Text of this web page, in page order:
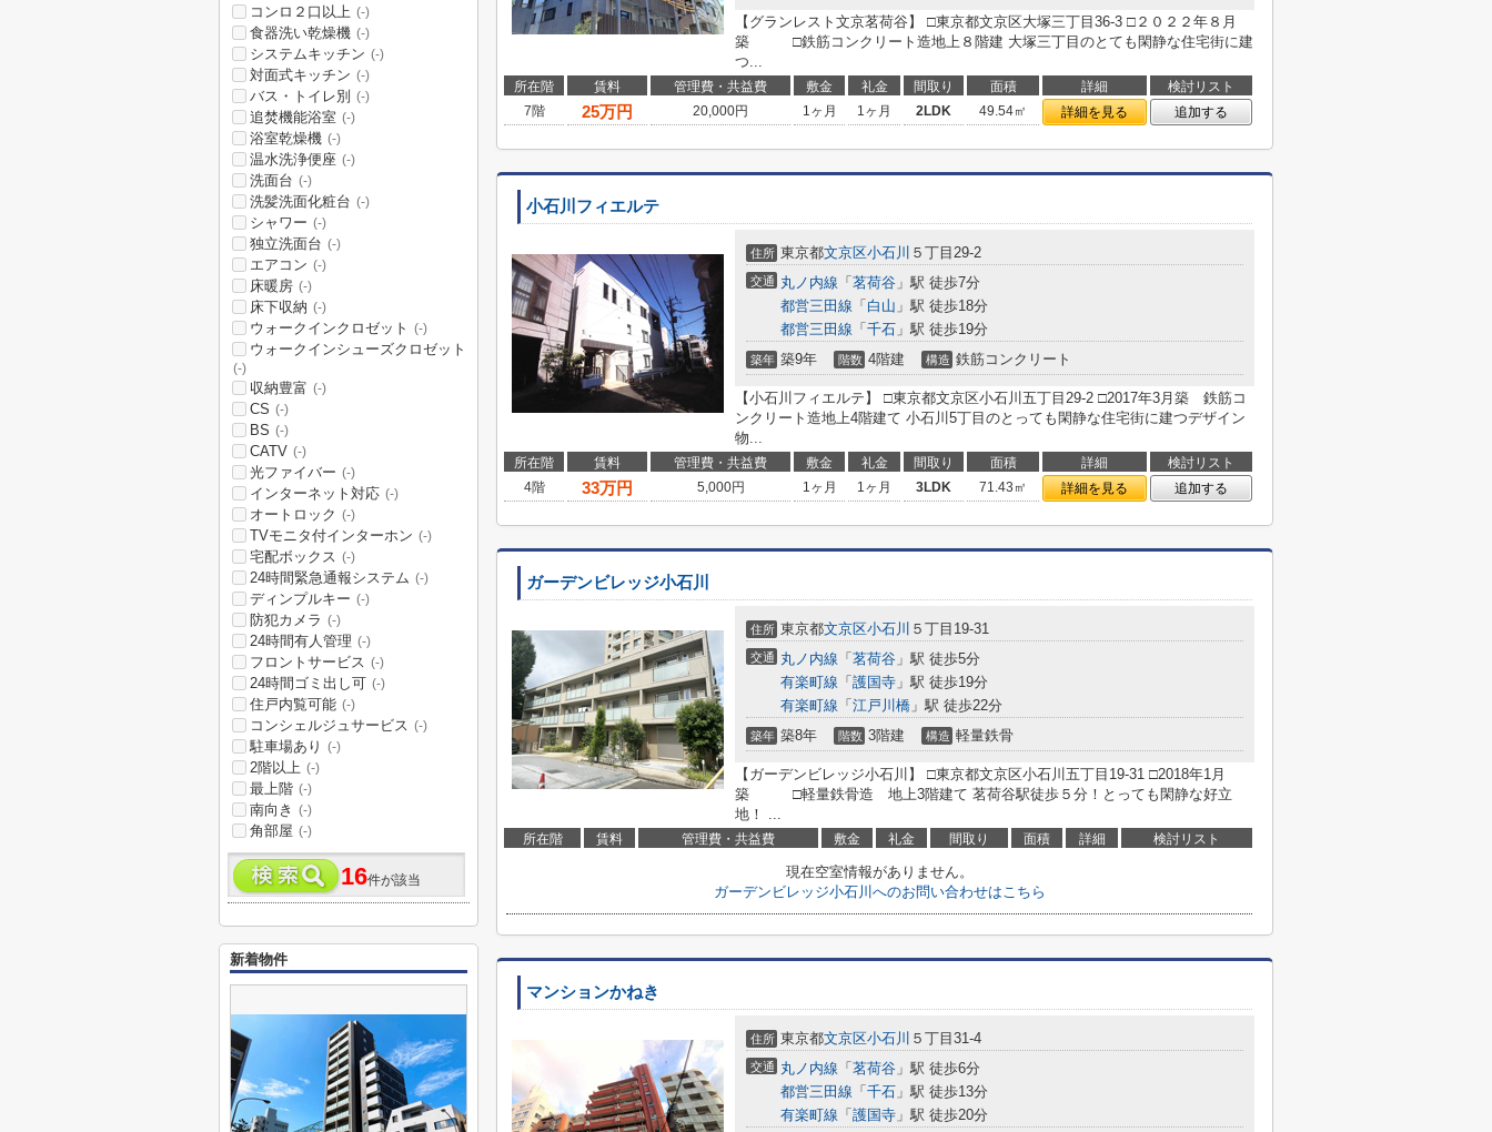
【グランレスト文京茗荷谷】 □東京都文京区大塚三丁目36-3 □２０２２年８月
築 □鉄筋コンクリート造地上８階建 大塚三丁目のとても閑静な住宅街に建
つ...
所在階 賃料 管理費・共益費 敷金 礼金 間取り 面積 詳細
検討リスト
7階
25万円 20,000円 1ヶ月 1ヶ月 2LDK 49.54㎡ 詳細を見る 追加する
小石川フィエルテ
住所 東京都文京区小石川 ５丁目29-2
交通 丸ノ内線 「 茗荷谷 」駅 徒歩7分
都営三田線 「 白山 」駅 徒歩18分
都営三田線 「 千石 」駅 徒歩19分
築年 築9年 階数 4階建 構造 鉄筋コンクリート
【小石川フィエルテ】 □東京都文京区小石川五丁目29-2 □2017年3月築 鉄筋コ
ンクリート造地上4階建て 小石川5丁目のとっても閑静な住宅街に建つデザイン
物...
所在階 賃料 管理費・共益費 敷金 礼金 間取り 面積 詳細
検討リスト
4階
33万円 5,000円 1ヶ月 1ヶ月 3LDK 71.43㎡ 詳細を見る 追加する
ガーデンビレッジ小石川
住所 東京都文京区小石川 ５丁目19-31
交通 丸ノ内線 「 茗荷谷 」駅 徒歩5分
有楽町線 「 護国寺 」駅 徒歩19分
有楽町線 「 江戸川橋 」駅 徒歩22分
築年 築8年 階数 3階建 構造 軽量鉄骨
【ガーデンビレッジ小石川】 □東京都文京区小石川五丁目19-31 □2018年1月
築 □軽量鉄骨造 地上3階建て 茗荷谷駅徒歩５分！とっても閑静な好立
地！ ...
所在階 賃料 管理費・共益費 敷金 礼金 間取り 面積 詳細 検討リスト
現在空室情報がありません。
ガーデンビレッジ小石川へのお問い合わせはこちら
マンションかねき
住所 東京都文京区小石川 ５丁目31-4
交通 丸ノ内線 「 茗荷谷 」駅 徒歩6分
都営三田線 「 千石 」駅 徒歩13分
有楽町線 「 護国寺 」駅 徒歩20分
コンロ２口以上 (-)
食器洗い乾燥機 (-)
システムキッチン (-)
対面式キッチン (-)
バス・トイレ別 (-)
追焚機能浴室 (-)
浴室乾燥機 (-)
温水洗浄便座 (-)
洗面台 (-)
洗髪洗面化粧台 (-)
シャワー (-)
独立洗面台 (-)
エアコン (-)
床暖房 (-)
床下収納 (-)
ウォークインクロゼット (-)
ウォークインシューズクロゼット
(-)
収納豊富 (-)
CS (-)
BS (-)
CATV (-)
光ファイバー (-)
インターネット対応 (-)
オートロック (-)
TVモニタ付インターホン (-)
宅配ボックス (-)
24時間緊急通報システム (-)
ディンプルキー (-)
防犯カメラ (-)
24時間有人管理 (-)
フロントサービス (-)
24時間ゴミ出し可 (-)
住戸内覧可能 (-)
コンシェルジュサービス (-)
駐車場あり (-)
2階以上 (-)
最上階 (-)
南向き (-)
角部屋 (-)
16件が該当
新着物件